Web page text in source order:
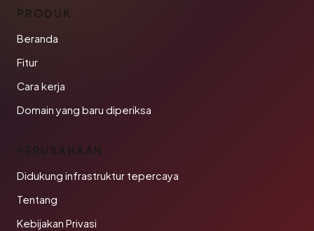
PRODUK
Beranda
Fitur
Cara kerja
Domain yang baru diperiksa
PERUSAHAAN
Didukung infrastruktur tepercaya
Tentang
Kebijakan Privasi